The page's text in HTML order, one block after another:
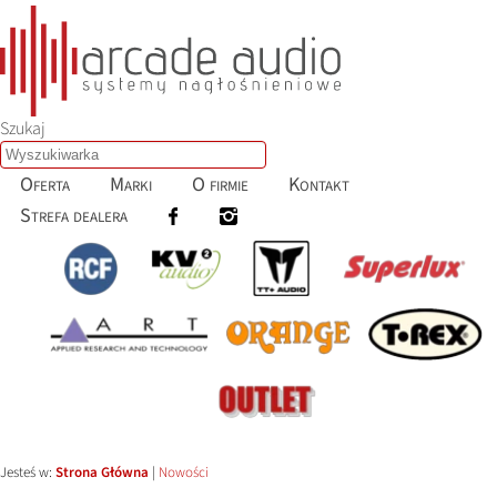
Szukaj
Oferta Marki O firmie
Kontakt
Strefa dealera
Jesteś w: Strona Główna | Nowości